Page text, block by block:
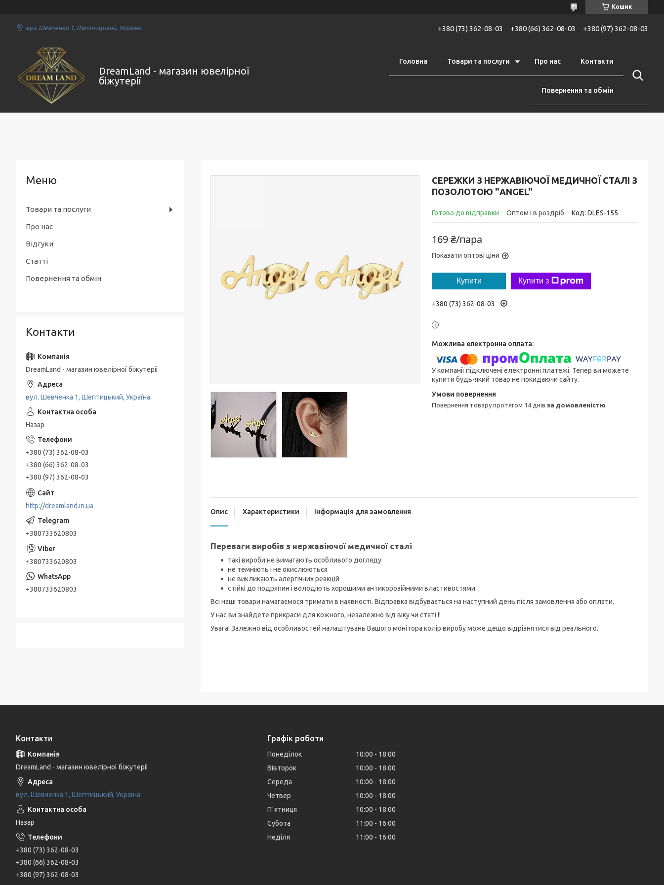
Кошик
вул. Шевченка 1, Шептицький, Україна +380 (73) 362-08-03 +380 (66) 362-08-03 +380 (97) 362-08-03
DreamLand - магазин ювелірної
біжутерії
Головна Товари та послуги Про нас Контакти
Повернення та обмін
СЕРЕЖКИ З НЕРЖАВІЮЧОЇ МЕДИЧНОЇ СТАЛІ З
ПОЗОЛОТОЮ "ANGEL"
Готово до відправки Оптом і в роздріб Код: DLES-155
169 ₴/пара
Показати оптові ціни
Купити Купити з
+380 (73) 362-08-03
У компанії підключені електронні платежі. Тепер ви можете
купити будь-який товар не покидаючи сайту.
повернення товару протягом 14 днів за домовленістю
Опис Характеристики Інформація для замовлення
Переваги виробів з нержавіючої медичної сталі
такі вироби не вимагають особливого догляду
не темніють і не окислюються
не викликають алергічних реакцій
стійкі до подряпин і володіють хорошими антикорозійними властивостями
Всі наші товари намагаємося тримати в наявності. Відправка відбувається на наступний день після замовлення або оплати.
У нас ви знайдете прикраси для кожного, незалежно від віку чи статі !!
Увага! Залежно від особливостей налаштувань Вашого монітора колір виробу може дещо відрізнятися від реального.
Товари та послуги
Про нас
Відгуки
Статті
Повернення та обмін
Контакти
DreamLand - магазин ювелірної біжутерії
вул. Шевченка 1, Шептицький, Україна
Назар
+380 (73) 362-08-03
+380 (66) 362-08-03
+380 (97) 362-08-03
http://dreamland.in.ua
+380733620803
+380733620803
+380733620803
Контакти
DreamLand - магазин ювелірної біжутерії
вул. Шевченка 1, Шептицький, Україна
Назар
+380 (73) 362-08-03
+380 (66) 362-08-03
+380 (97) 362-08-03
Графік роботи
Понеділок 10:00
18:00
Вівторок
10:00
18:00
Середа
10:00
18:00
Четвер
10:00
18:00
Пʼятниця
10:00
18:00
Субота
11:00
16:00
Неділя
11:00 16:00